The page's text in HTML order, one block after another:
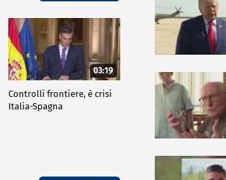
03:19
Controlli frontiere, è crisi
Italia-Spagna